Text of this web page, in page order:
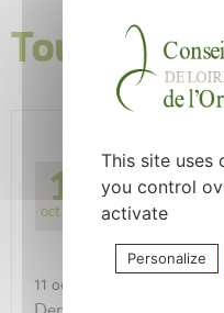
Tous les
11
oct 2023
11 octobre 2023
This site uses
you control
activate
Personalize